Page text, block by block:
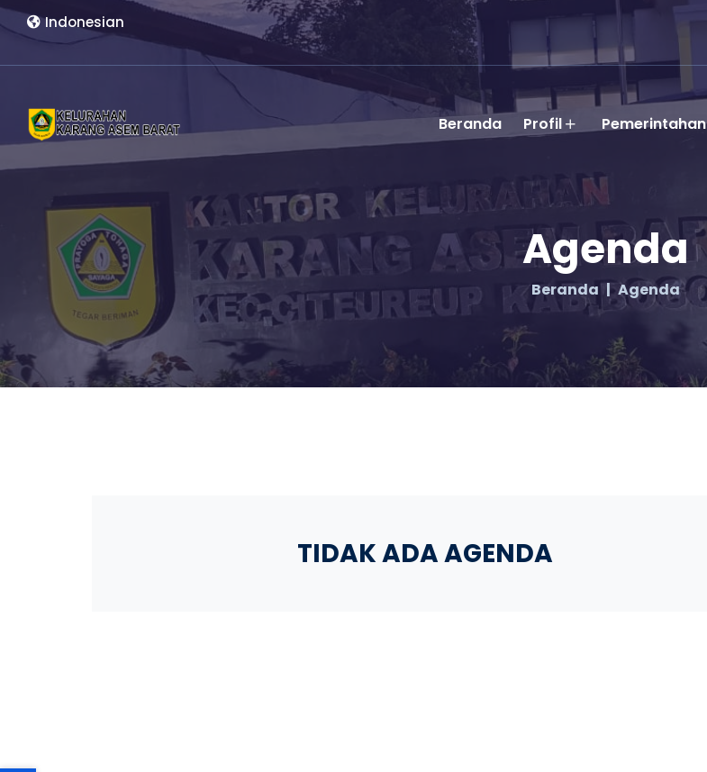
Indonesian
Beranda Profil Pemerintahan
Agenda
Beranda Agenda
TIDAK ADA AGENDA